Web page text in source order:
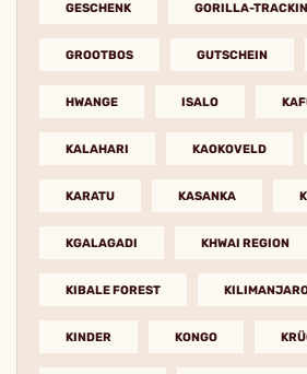
GESCHENK GORILLA-
GROOTBOS GUTSCHEIN
HWANGE ISALO
KALAHARI KAOKOVELD
KARATU KASANKA
KGALAGADI KHWAI REGION
KIBALE FOREST
KINDER KONGO